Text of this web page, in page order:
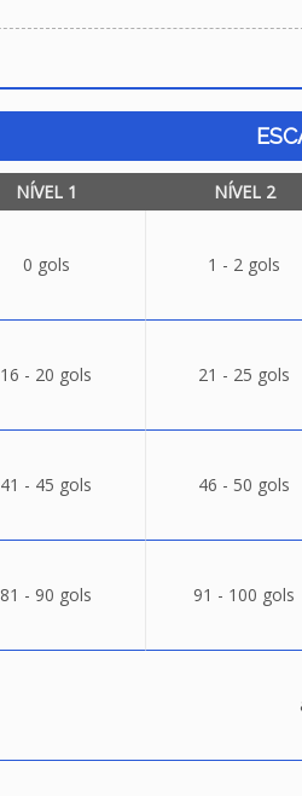
NÍVEL 1 NÍVEL 2
0 gols 1 - 2 gols
16 - 20 gols 21 - 25 gols
41 - 45 gols 46 - 50 gols
81 - 90 gols 91 - 100 gols